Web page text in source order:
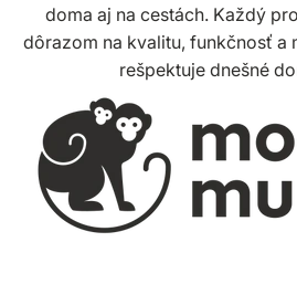
doma aj na cestách. Každý
dôrazom na kvalitu, funkčnosť a
rešpektuje dnešné